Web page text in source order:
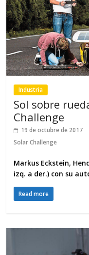
Industria
Sol sobre
Challenge
19 de octubre de 2017
Solar Challenge
Markus Eckstein,
izq. a der.) con su
Read more